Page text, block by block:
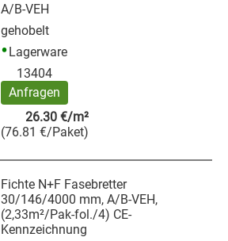
A/B-VEH
gehobelt
Lagerware
13404
Anfragen
26.30 €/m²
(76.81 €/Paket)
Fichte N+F Fasebretter
30/146/4000 mm, A/B-VEH,
(2,33m²/Pak-fol./4) CE-
Kennzeichnung